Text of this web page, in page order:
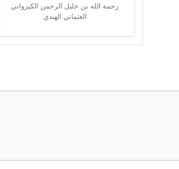
رحمة الله بن خليل الرحمن الكيرواني
العثماني الهندي